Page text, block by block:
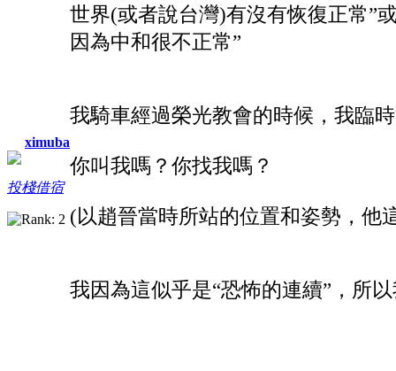
ximuba
投棧借宿
世界(或者說台灣)有沒有恢復正常”
因為中和很不正常”
我騎車經過榮光教會的時候，我臨
你叫我嗎？你找我嗎？
(以趙晉當時所站的位置和姿勢，他
我因為這似乎是“恐怖的連續”，所